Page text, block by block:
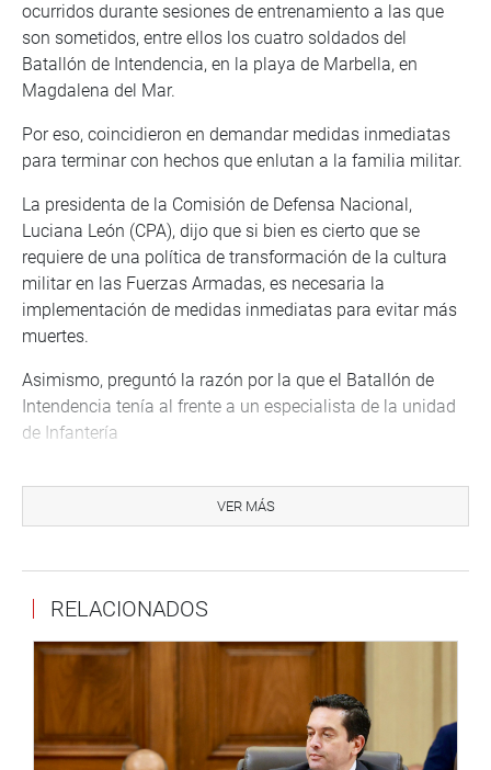
ocurridos durante sesiones de entrenamiento a las que
son sometidos, entre ellos los cuatro soldados del
Batallón de Intendencia, en la playa de Marbella, en
Magdalena del Mar.
Por eso, coincidieron en demandar medidas inmediatas
para terminar con hechos que enlutan a la familia militar.
La presidenta de la Comisión de Defensa Nacional,
Luciana León (CPA), dijo que si bien es cierto que se
requiere de una política de transformación de la cultura
militar en las Fuerzas Armadas, es necesaria la
implementación de medidas inmediatas para evitar más
muertes.
Asimismo, preguntó la razón por la que el Batallón de
Intendencia tenía al frente a un especialista de la unidad
de Infantería
de Fuerza Popular, señalaron que más allá de encontrar
culpables, es necesario hacer profundas modificaciones a
Miyashiro Arashiro hizo un recuento de los fallecimientos
ocurridos en los últimos meses y lamentó que de por
medio la causa haya sido la negligencia y la
Por su lado, el congresista Edwin Donayre (APP) dijo que
VER MÁS
RELACIONADOS